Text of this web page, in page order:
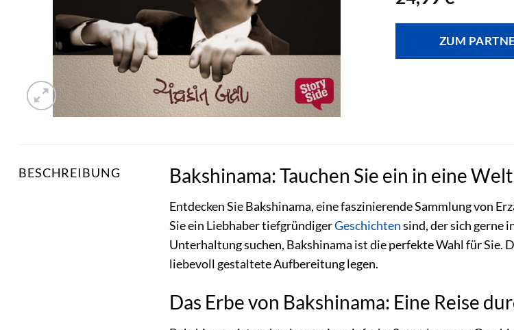
ZUM
BESCHREIBUNG Bakshinama: Tauchen Sie ein in eine
Entdecken Sie Bakshinama, eine faszinierende Sammlung von
Sie ein Liebhaber tiefgründigerGeschichtensind, der sich gerne
Unterhaltung suchen, Bakshinama ist die perfekte Wahl für
liebevoll gestaltete Aufbereitung legen.
Das Erbe von Bakshinama: Eine Reise